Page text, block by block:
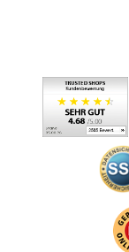
Schlafstörungen
Denn
und geistige
Schlafmangel
Bereichen. Viele
einzuschlafen
nächtlichen
Müdigkeit
Sensibilität, die